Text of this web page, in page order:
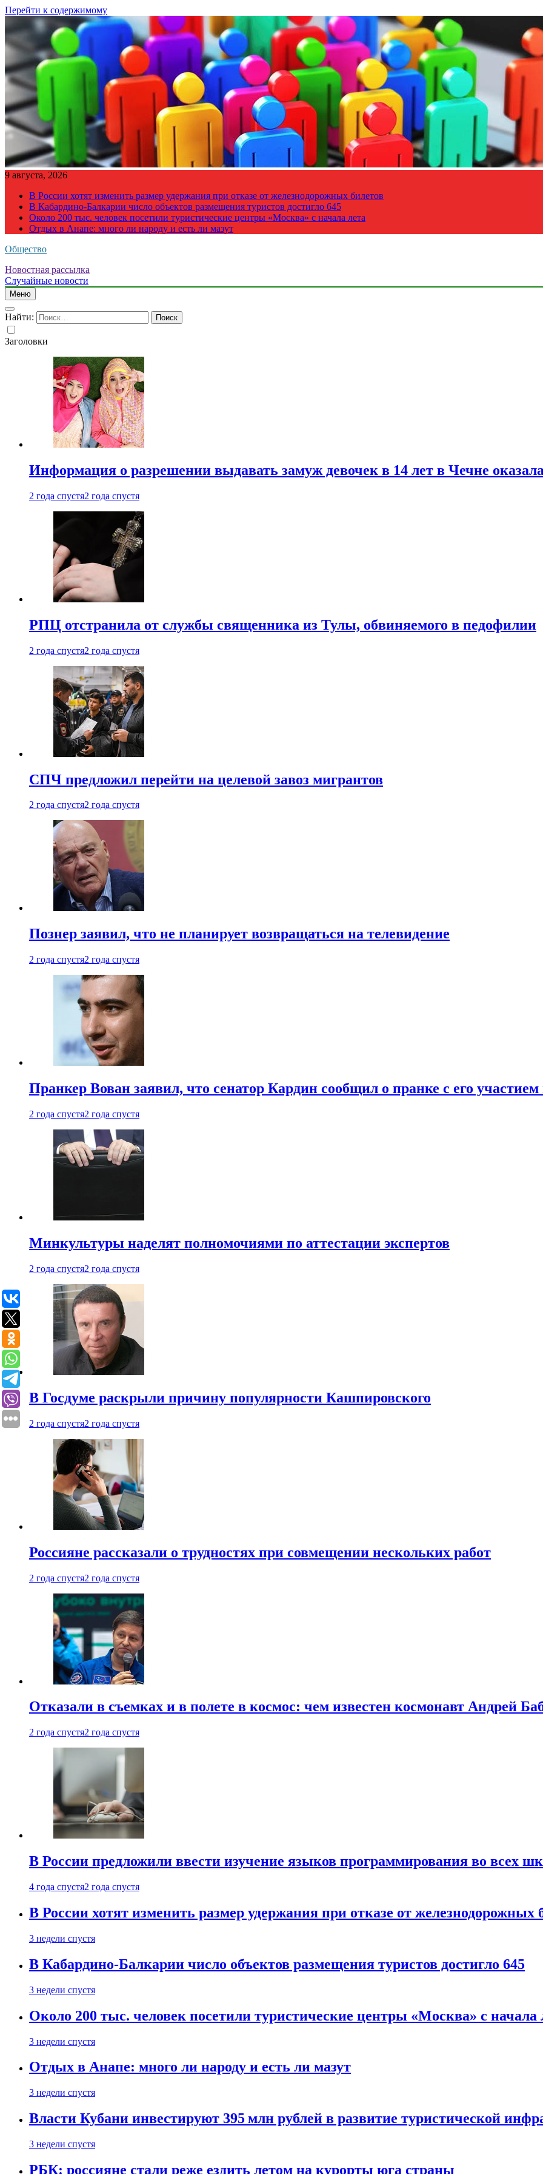
Перейти к содержимому
9 августа, 2026
В России хотят изменить размер удержания при отказе от железнодорожных билетов
В Кабардино-Балкарии число объектов размещения туристов достигло 645
Около 200 тыс. человек посетили туристические центры «Москва» с начала лета
Отдых в Анапе: много ли народу и есть ли мазут
Общество
Новостная рассылка
Случайные новости
Меню
Найти:
Заголовки
Информация о разрешении выдавать замуж девочек в 14 лет в Чечне
2 года спустя2 года спустя
РПЦ отстранила от службы священника из Тулы, обвиняемого в педофилии
2 года спустя2 года спустя
СПЧ предложил перейти на целевой завоз мигрантов
2 года спустя2 года спустя
Познер заявил, что не планирует возвращаться на телевидение
2 года спустя2 года спустя
Пранкер Вован заявил, что сенатор Кардин сообщил о пранке с его
2 года спустя2 года спустя
Минкультуры наделят полномочиями по аттестации экспертов
2 года спустя2 года спустя
В Госдуме раскрыли причину популярности Кашпировского
2 года спустя2 года спустя
Россияне рассказали о трудностях при совмещении нескольких работ
2 года спустя2 года спустя
Отказали в съемках и в полете в космос: чем известен космонавт Андрей
2 года спустя2 года спустя
В России предложили ввести изучение языков программирования во всех
4 года спустя2 года спустя
В России хотят изменить размер удержания при отказе от железнодорожных
3 недели спустя
В Кабардино-Балкарии число объектов размещения туристов достигло 645
3 недели спустя
Около 200 тыс. человек посетили туристические центры «Москва» с начала
3 недели спустя
Отдых в Анапе: много ли народу и есть ли мазут
3 недели спустя
Власти Кубани инвестируют 395 млн рублей в развитие туристической
3 недели спустя
РБК: россияне стали реже ездить летом на курорты юга страны